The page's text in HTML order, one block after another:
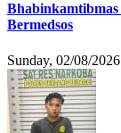
Bermedsos
Sunday, 02/08/2026